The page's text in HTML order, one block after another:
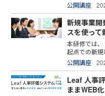
公開講座
新規事業開
スを使って
本研修では、
起点での新
公開講座
Leaf 人事
ままWEB化